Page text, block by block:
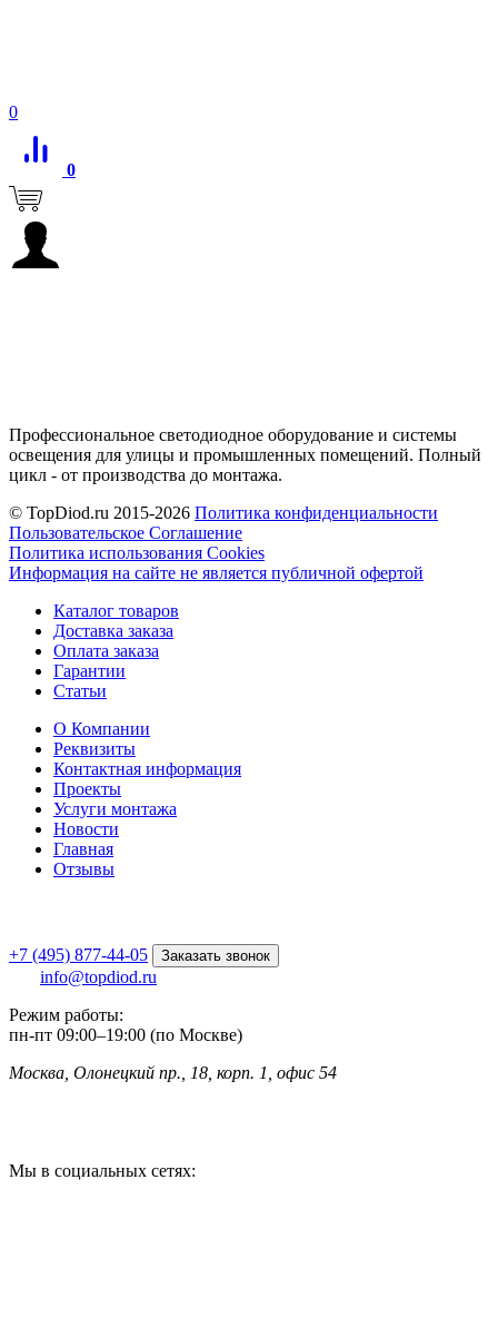
0
0
Профессиональное светодиодное оборудование и системы
освещения для улицы и промышленных помещений. Полный
цикл - от производства до монтажа.
© TopDiod.ru 2015-2026 Политика конфиденциальности
Пользовательское Соглашение
Политика использования Cookies
Информация на сайте не является публичной офертой
Каталог товаров
Доставка заказа
Оплата заказа
Гарантии
Статьи
О Компании
Реквизиты
Контактная информация
Проекты
Услуги монтажа
Новости
Главная
Отзывы
+7 (495) 877-44-05 Заказать звонок
info@topdiod.ru
Режим работы:
пн-пт 09:00–19:00 (по Москве)
Москва, Олонецкий пр., 18, корп. 1, офис 54
Мы в социальных сетях: